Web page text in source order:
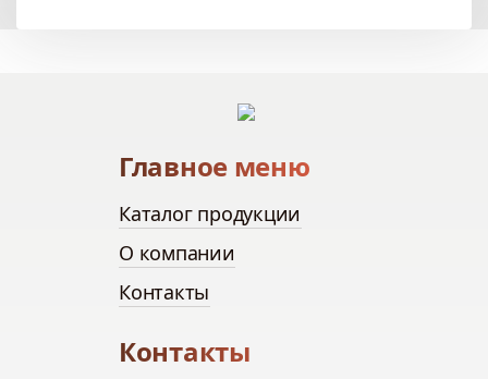
Главное меню
Каталог продукции
О компании
Контакты
Контакты